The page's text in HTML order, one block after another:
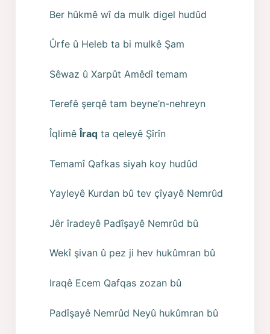
Ber hûkmê wî da mulk digel hudûd
Ûrfe û Heleb ta bi mulkê Şam
Sêwaz û Xarpût Amêdî temam
Terefê şerqê tam beyne’n-nehreyn
ÎqlimêÎraq ta qeleyê Şîrîn
Temamî Qafkas siyah koy hudûd
Yayleyê Kurdan bû tev çîyayê Nemrûd
Jêr îradeyê Padîşayê Nemrûd bû
Wekî şivan û pez ji hev hukûmran bû
Iraqê Ecem Qafqas zozan bû
Padîşayê Nemrûd Neyû hukûmran bû